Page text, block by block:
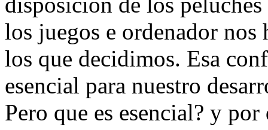
los juegos e ordenador nos
los que decidimos. Esa
esencial para nuestro
Pero que es esencial? y